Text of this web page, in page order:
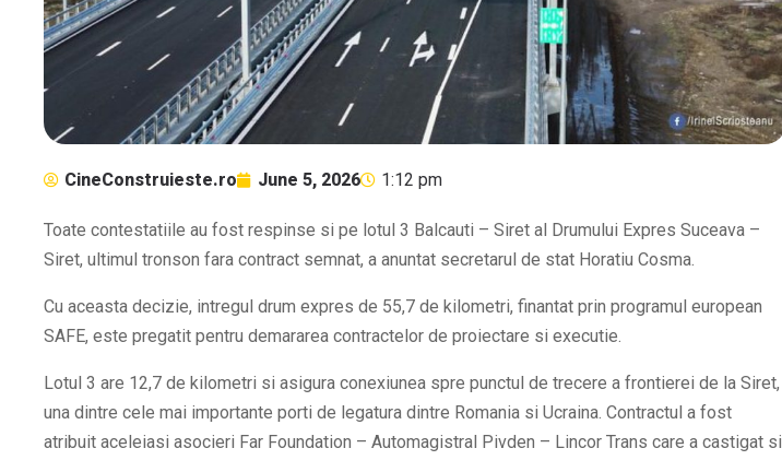
CineConstruieste.ro June 5, 2026 1:12 pm
Toate contestatiile au fost respinse si pe lotul 3 Balcauti – Siret al Drumului Expres Suceava –
Siret, ultimul tronson fara contract semnat, a anuntat secretarul de stat Horatiu Cosma.
Cu aceasta decizie, intregul drum expres de 55,7 de kilometri, finantat prin programul european
SAFE, este pregatit pentru demararea contractelor de proiectare si executie.
Lotul 3 are 12,7 de kilometri si asigura conexiunea spre punctul de trecere a frontierei de la Siret,
una dintre cele mai importante porti de legatura dintre Romania si Ucraina. Contractul a fost
atribuit aceleiasi asocieri Far Foundation – Automagistral Pivden – Lincor Trans care a castigat si